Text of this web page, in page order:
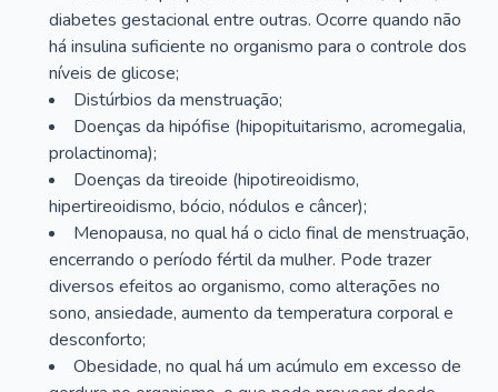
diabetes gestacional entre outras. Ocorre quando não
há insulina suficiente no organismo para o controle dos
níveis de glicose;
Distúrbios da menstruação;
Doenças da hipófise (hipopituitarismo, acromegalia,
prolactinoma);
Doenças da tireoide (hipotireoidismo,
hipertireoidismo, bócio, nódulos e câncer);
Menopausa, no qual há o ciclo final de menstruação,
encerrando o período fértil da mulher. Pode trazer
diversos efeitos ao organismo, como alterações no
sono, ansiedade, aumento da temperatura corporal e
desconforto;
Obesidade, no qual há um acúmulo em excesso de